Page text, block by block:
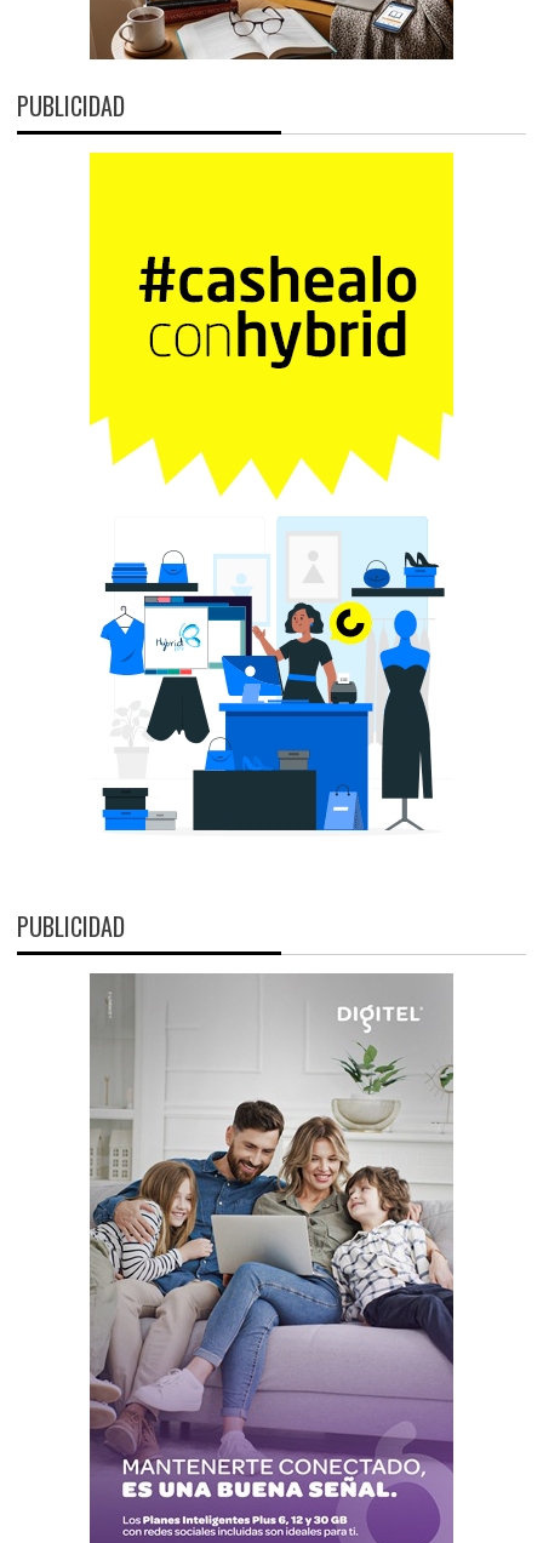
PUBLICIDAD
PUBLICIDAD